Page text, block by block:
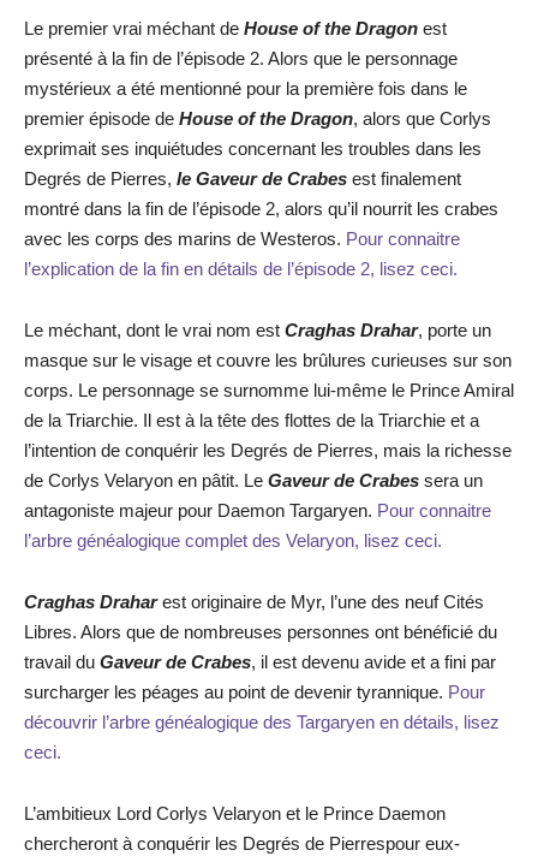
Le premier vrai méchant de House of the Dragon est
présenté à la fin de l’épisode 2. Alors que le personnage
mystérieux a été mentionné pour la première fois dans le
premier épisode de House of the Dragon, alors que Corlys
exprimait ses inquiétudes concernant les troubles dans les
Degrés de Pierres, le Gaveur de Crabes est finalement
montré dans la fin de l’épisode 2, alors qu’il nourrit les crabes
avec les corps des marins de Westeros. Pour connaitre
l’explication de la fin en détails de l’épisode 2, lisez ceci.
Le méchant, dont le vrai nom est Craghas Drahar, porte un
masque sur le visage et couvre les brûlures curieuses sur son
corps. Le personnage se surnomme lui-même le Prince Amiral
de la Triarchie. Il est à la tête des flottes de la Triarchie et a
l’intention de conquérir les Degrés de Pierres, mais la richesse
de Corlys Velaryon en pâtit. Le Gaveur de Crabes sera un
antagoniste majeur pour Daemon Targaryen. Pour connaitre
l’arbre généalogique complet des Velaryon, lisez ceci.
Craghas Draharest originaire de Myr, l’une des neuf Cités
Libres. Alors que de nombreuses personnes ont bénéficié du
travail du Gaveur de Crabes, il est devenu avide et a fini par
surcharger les péages au point de devenir tyrannique. Pour
découvrir l’arbre généalogique des Targaryen en détails, lisez
ceci.
L’ambitieux Lord Corlys Velaryon et le Prince Daemon
chercheront à conquérir les Degrés de Pierrespour eux-